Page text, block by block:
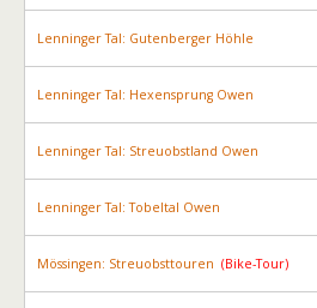
Lenninger Tal: Gutenberger Höhle
Lenninger Tal: Hexensprung Owen
Lenninger Tal: Streuobstland Owen
Lenninger Tal: Tobeltal Owen
Mössingen: Streuobsttouren (Bike-Tour)